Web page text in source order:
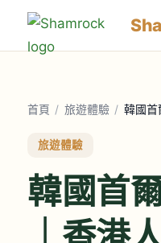
首頁 / 旅遊體驗 / 韓國
旅遊體驗
韓國首